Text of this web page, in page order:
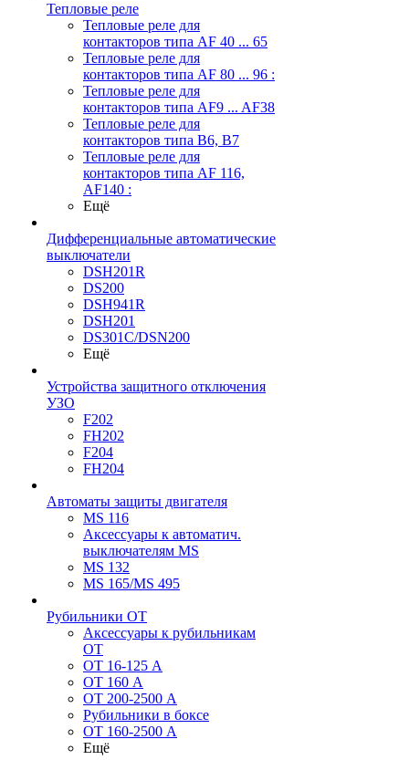
Тепловые реле
Тепловые реле для
контакторов типа AF 40 ... 65
Тепловые реле для
контакторов типа AF 80 ... 96 :
Тепловые реле для
контакторов типа AF9 ... AF38
Тепловые реле для
контакторов типа В6, В7
Тепловые реле для
контакторов типа AF 116,
AF140 :
Ещё
Дифференциальные автоматические
выключатели
DSH201R
DS200
DSH941R
DSH201
DS301C/DSN200
Ещё
Устройства защитного отключения
УЗО
F202
FH202
F204
FH204
Автоматы защиты двигателя
MS 116
Аксессуары к автоматич.
выключателям MS
MS 132
MS 165/MS 495
Рубильники ОТ
Аксессуары к рубильникам
OT
OT 16-125 А
OT 160 А
OT 200-2500 А
Рубильники в боксе
OT 160-2500 А
Ещё